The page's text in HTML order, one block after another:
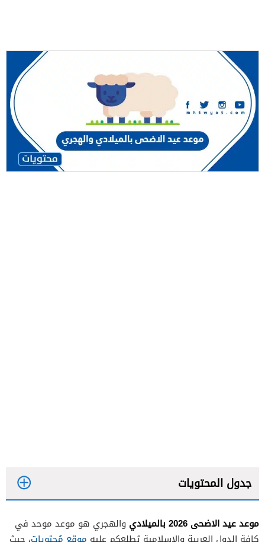
جدول المحتويات
موعد عيد الاضحى 2026 بالميلادي
والهجري هو موعد موحد في